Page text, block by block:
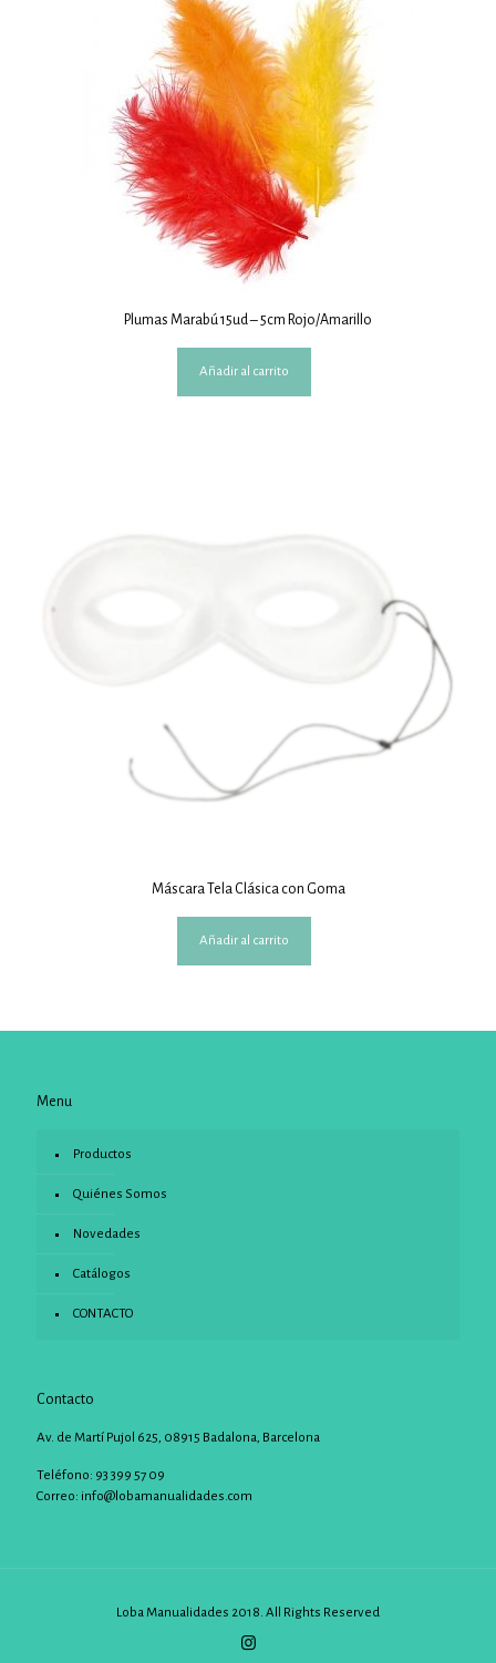
Plumas Marabú 15ud – 5cm Rojo/Amarillo
Añadir al carrito
Máscara Tela Clásica con Goma
Añadir al carrito
Menu
Productos
Quiénes Somos
Novedades
Catálogos
CONTACTO
Contacto
Av. de Martí Pujol 625, 08915 Badalona, Barcelona
Teléfono: 93 399 57 09
Correo: info@lobamanualidades.com
Loba Manualidades 2018. All Rights Reserved